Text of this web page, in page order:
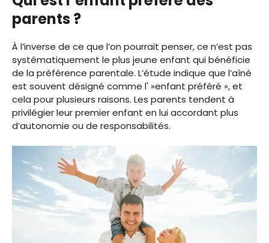
parents ?
À l’inverse de ce que l’on pourrait penser, ce n’est pas
systématiquement le plus jeune enfant qui bénéficie
de la préférence parentale. L’étude indique que l’aîné
est souvent désigné comme l' »enfant préféré », et
cela pour plusieurs raisons. Les parents tendent à
privilégier leur premier enfant en lui accordant plus
d’autonomie ou de responsabilités.